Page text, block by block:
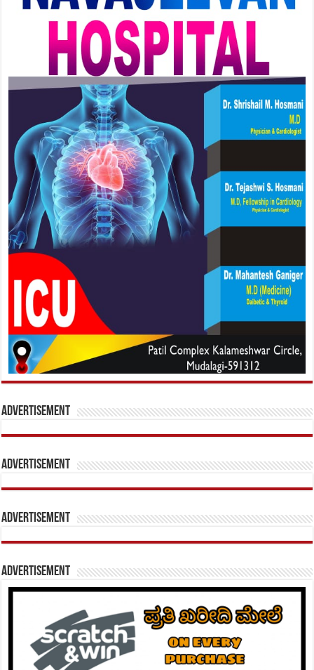
Advertisement
Advertisement
Advertisement
Advertisement